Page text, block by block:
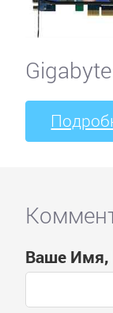
Ваше Имя,